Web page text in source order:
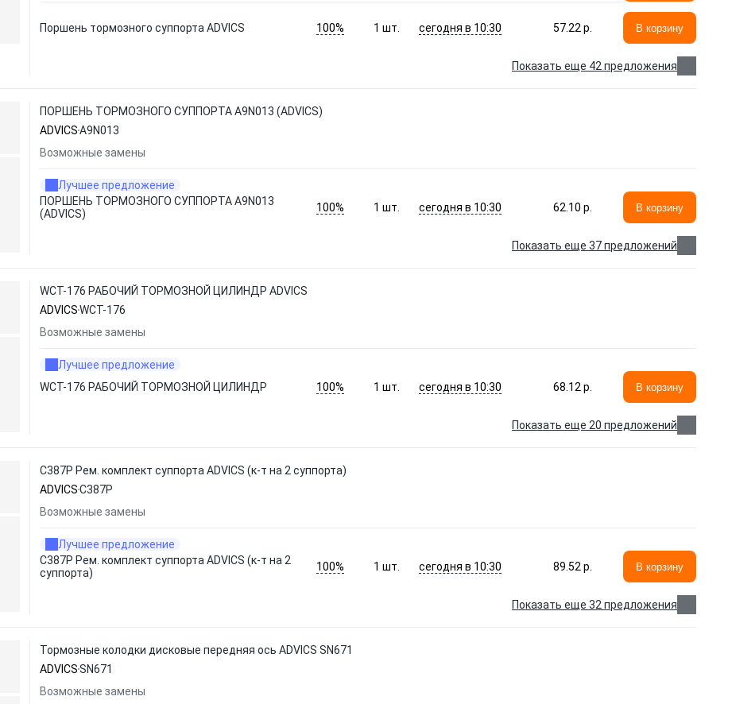
Поршень тормозного суппорта ADVICS 100% 1 шт. сегодня в 10:30 57.22 p. В корзину
Показать еще 42 предложения
ПОРШЕНЬ ТОРМОЗНОГО СУППОРТА A9N013 (ADVICS)
ADVICSA9N013
Возможные замены
Лучшее предложение
ПОРШЕНЬ ТОРМОЗНОГО СУППОРТА A9N013
(ADVICS)
100% 1 шт. сегодня в 10:30 62.10 p. В корзину
Показать еще 37 предложений
WCT-176 РАБОЧИЙ ТОРМОЗНОЙ ЦИЛИНДР ADVICS
ADVICSWCT-176
Возможные замены
Лучшее предложение
WCT-176 РАБОЧИЙ ТОРМОЗНОЙ ЦИЛИНДР
100% 1 шт. сегодня в 10:30 68.12 p. В корзину
Показать еще 20 предложений
C387P Рем. комплект суппорта ADVICS (к-т на 2 суппорта)
ADVICSC387P
Возможные замены
Лучшее предложение
C387P Рем. комплект суппорта ADVICS (к-т на 2
суппорта)
100% 1 шт. сегодня в 10:30 89.52 p. В корзину
Показать еще 32 предложения
Тормозные колодки дисковые передняя ось ADVICS SN671
ADVICSSN671
Возможные замены